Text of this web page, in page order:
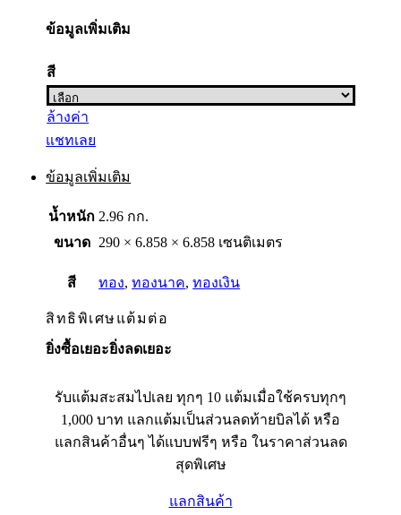
ข้อมูลเพิ่มเติม
สี
ล้างค่า
แชทเลย
ข้อมูลเพิ่มเติม
น้ำหนัก 2.96 กก.
ขนาด
290 × 6.858 × 6.858 เซนติเมตร
สี ทอง,ทองนาค,ทองเงิน
ยิ่งซื้อเยอะยิ่งลดเยอะ
สิทธิพิเศษแต้มต่อ
รับแต้มสะสมไปเลย ทุกๆ 10 แต้มเมื่อใช้ครบทุกๆ
1,000 บาท แลกแต้มเป็นส่วนลดท้ายบิลได้ หรือ
แลกสินค้าอื่นๆ ได้แบบฟรีๆ หรือ ในราคาส่วนลด
สุดพิเศษ
แลกสินค้า